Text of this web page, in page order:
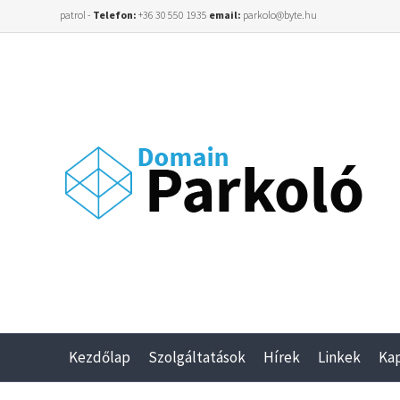
patrol - Telefon: +36 30 550 1935 email: parkolo@byte.hu
Kezdőlap Szolgáltatások Hírek Linkek